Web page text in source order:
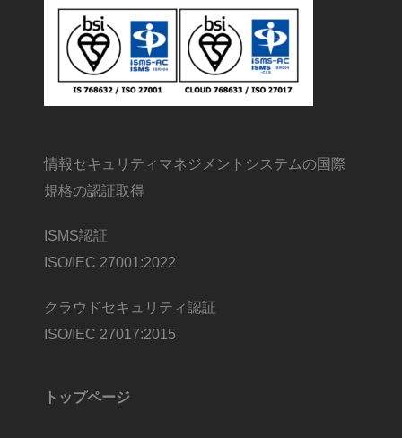
情報セキュリティマネジメントシステムの国際
規格の認証取得
ISMS認証
ISO/IEC 27001:2022
クラウドセキュリティ認証
ISO/IEC 27017:2015
トップページ